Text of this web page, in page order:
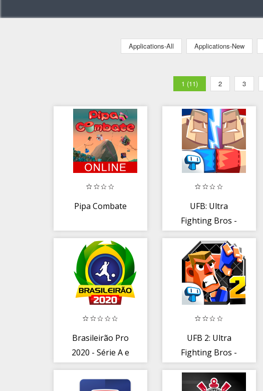
Applications-All Applications-New
1 (11) 2 3
Pipa Combate
UFB: Ultra
Fighting Bros -
MMA
Brasileirão Pro
2020 - Série A e
UFB 2: Ultra
Fighting Bros -
Cinturão